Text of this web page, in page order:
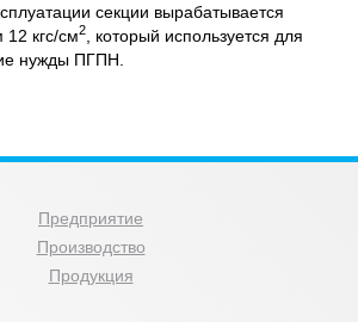
секции вырабатывается
кгс/см2
, который используется для
нужды ПГПН.
Предприятие
Производство
Продукция